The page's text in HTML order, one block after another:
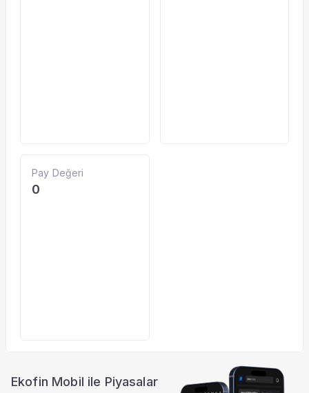
Pay Değeri
0
Ekofin Mobil ile Piyasalar